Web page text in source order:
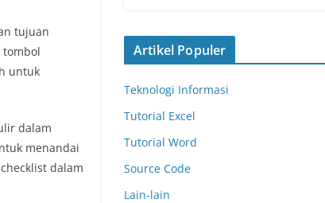
tujuan
untuk
dalam
menandai
dalam
Artikel Populer
Teknologi Informasi
Tutorial Excel
Tutorial Word
Source Code
Lain-lain